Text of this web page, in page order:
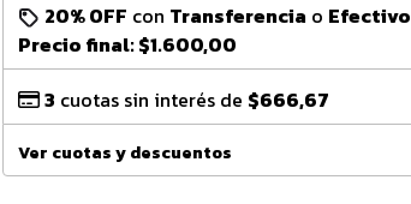
20% OFF con Transferencia o Efectivo
Precio final:$1.600,00
3 cuotas sin interés de $666,67
Ver cuotas y descuentos